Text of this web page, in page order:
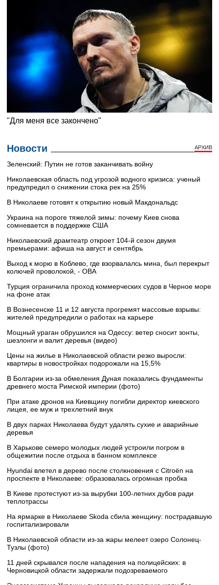
Новости АРХИВ
Зеленский: Путин не готов заканчивать войну
Николаевская область под угрозой водного кризиса: ученый
предупредил о снижении стока рек на 25%
В Николаеве готовят к открытию новый Макдональдс
Украина на пороге тяжелой зимы: почему Киев снова
сомневается в поддержке США
Николаевский драмтеатр откроет 104-й сезон двумя
премьерами: афиша на август и сентябрь
Выход к морю в Коблево, где взорвалалсь мина, был перекрыт
колючей проволокой, - ОВА
Турция ограничила проход коммерческих судов в Черное море
на фоне атак
В Вознесенске 11 и 12 августа прогремят массовые взрывы:
жителей предупредили о работах на карьере
Мощный ураган обрушился на Одессу: ветер сносит зонты,
шезлонги и валит деревья (видео)
Цены на жилье в Николаевской области резко выросли:
квартиры в новостройках подорожали на 15,5%
В Болгарии из-за обмеления Дуная показались фундаменты
древнего моста Римской империи (фото)
При атаке дронов на Киевщину погибли директор киевского
лицея, ее муж и трехлетний внук
В двух парках Николаева будут удалять сухие и аварийные
деревья
В Харькове семеро молодых людей устроили погром в
общежитии после отдыха в банном комплексе
Hyundai влетел в дерево после столкновения с Citroën на
проспекте в Николаеве: образовалась огромная пробка
В Киеве протестуют из-за вырубки 100-летних дубов ради
теплотрассы
На ярмарке в Николаеве Skoda сбила женщину: пострадавшую
госпитализировали
В Николаевской области из-за жары мелеет озеро Солонец-
Тузлы (фото)
11 дней скрывался после нападения на полицейских: в
Черновицкой области задержали подозреваемого